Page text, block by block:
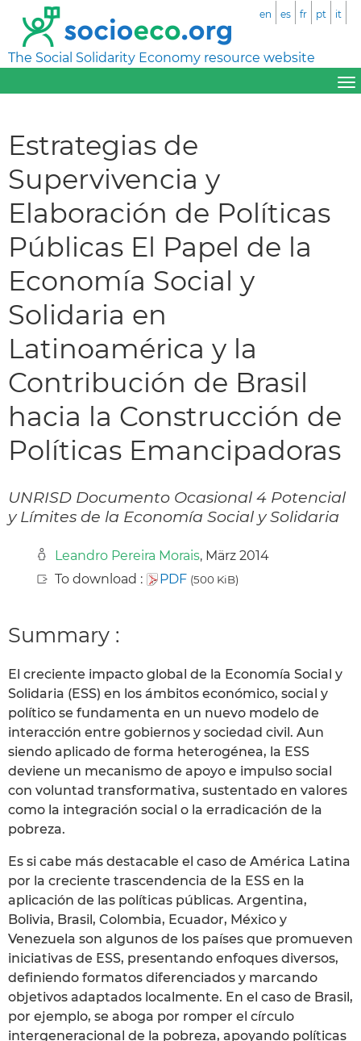
The Social Solidarity Economy resource website
en es fr pt it
Estrategias de
Supervivencia y
Elaboración de Políticas
Públicas El Papel de la
Economía Social y
Solidaria en
Latinoamérica y la
Contribución de Brasil
hacia la Construcción de
Políticas Emancipadoras
UNRISD Documento Ocasional 4 Potencial
y Límites de la Economía Social y Solidaria
Leandro Pereira Morais, März 2014
To download :
PDF (500 KiB)
Summary :
El creciente impacto global de la Economía Social y
Solidaria (ESS) en los ámbitos económico, social y
político se fundamenta en un nuevo modelo de
interacción entre gobiernos y sociedad civil. Aun
siendo aplicado de forma heterogénea, la ESS
deviene un mecanismo de apoyo e impulso social
con voluntad transformativa, sustentado en valores
como la integración social o la erradicación de la
pobreza.
Es si cabe más destacable el caso de América Latina
por la creciente trascendencia de la ESS en la
aplicación de las políticas públicas. Argentina,
Bolivia, Brasil, Colombia, Ecuador, México y
Venezuela son algunos de los países que promueven
iniciativas de ESS, presentando enfoques diversos,
definiendo formatos diferenciados y marcando
objetivos adaptados localmente. En el caso de Brasil,
por ejemplo, se aboga por romper el círculo
intergeneracional de la pobreza, apoyando políticas